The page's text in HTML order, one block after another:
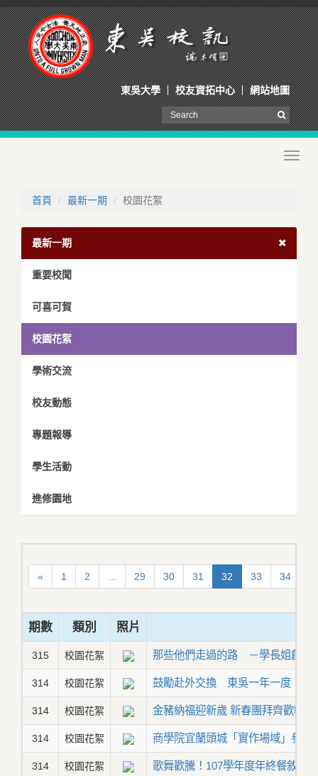
東吳大學 校友資拓中心 網站地圖
首頁 最新一期 校園花絮
最新一期
重要校聞
可喜可賀
校園花絮
學術交流
校友動態
專題報導
學生活動
進修園地
« 1 2 29 30 31 32 33 34
期數 類別 照片
315 校園花絮 那些他們走過的路 －學長姐創業
314 校園花絮 鼓勵赴外交換 東吳一年一度「國
314 校園花絮 金豬納福迎新歲 新春團拜齊歡唱
314 校園花絮 商學院宜蘭頭城「實作場域」參訪
314 校園花絮 歌舞歡騰！107學年度年終餐敘歡